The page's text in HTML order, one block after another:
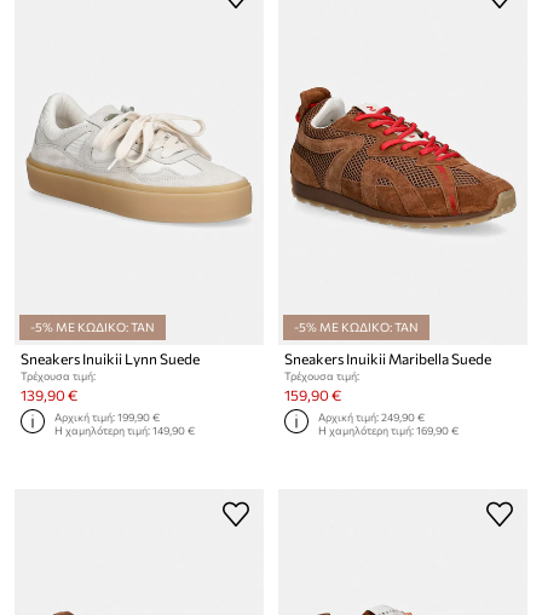
-5% ΜΕ ΚΩΔΙΚΟ: TAN
Sneakers Inuikii Lynn Suede
Τρέχουσα τιμή:
139,90 €
Αρχική τιμή:199,90 €
Η χαμηλότερη τιμή:149,90 €
-5% ΜΕ ΚΩΔΙΚΟ: TAN
Sneakers Inuikii Maribella Suede
Τρέχουσα τιμή:
159,90 €
Αρχική τιμή:249,90 €
Η χαμηλότερη τιμή:169,90 €